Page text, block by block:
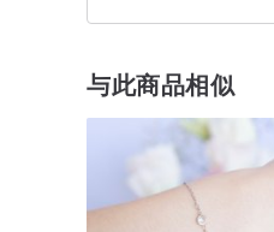
与此商品相似